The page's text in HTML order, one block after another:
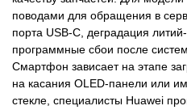
поводами для обращения в
порта USB-C, деградация
программные сбои после
Смартфон зависает на этапе
на касания OLED-панели или
стекле, специалисты Huawei